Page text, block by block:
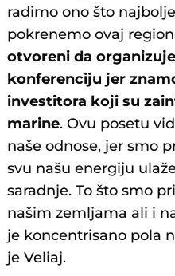
radimo ono što
pokrenemo ovaj
otvoreni da
konferenciju jer
investitora koji su
marine. Ovu posetu
naše odnose, jer smo
svu našu energiju
saradnje. To što smo
našim zemljama ali i
je koncentrisano pola
je Veliaj.